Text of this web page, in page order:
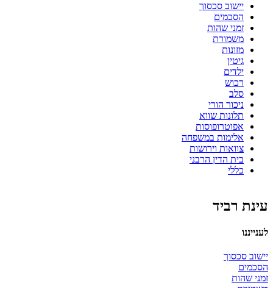
יישוב סכסוך
הסכמים
זמני שהות
משמורת
מזונות
גיטין
ילדים
רכוש
סלב
ניכור הורי
תלונות שווא
אפוטרופוסות
אלימות במשפחה
צוואות וירושות
בית הדין הרבני
כללי
עינת רביד
לענייננו
יישוב סכסוך
הסכמים
זמני שהות